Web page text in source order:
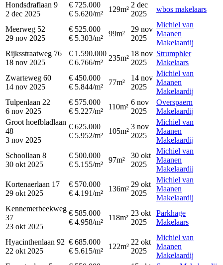
Hondsdraflaan 9
2 dec 2025
€ 725.000
€ 5.620/m²
129m²
2 dec
2025
wbos makelaars
Meerweg 52
29 nov 2025
€ 525.000
€ 5.303/m²
99m²
29 nov
2025
Michiel van
Maanen
Makelaardij
Rijksstraatweg 76
18 nov 2025
€ 1.590.000
€ 6.766/m²
235m²
18 nov
2025
Strumphler
Makelaars
Zwarteweg 60
14 nov 2025
€ 450.000
€ 5.844/m²
77m²
14 nov
2025
Michiel van
Maanen
Makelaardij
Tulpenlaan 22
6 nov 2025
€ 575.000
€ 5.227/m²
110m²
6 nov
2025
Overspaern
Makelaardij
Groot hoefbladlaan
48
3 nov 2025
€ 625.000
€ 5.952/m²
105m²
3 nov
2025
Michiel van
Maanen
Makelaardij
Schoollaan 8
30 okt 2025
€ 500.000
€ 5.155/m²
97m²
30 okt
2025
Michiel van
Maanen
Makelaardij
Kortenaerlaan 17
29 okt 2025
€ 570.000
€ 4.191/m²
136m²
29 okt
2025
Michiel van
Maanen
Makelaardij
Kennemerbeekweg
37
23 okt 2025
€ 585.000
€ 4.958/m²
118m²
23 okt
2025
Parkhage
Makelaars
Hyacinthenlaan 92
22 okt 2025
€ 685.000
€ 5.615/m²
122m²
22 okt
2025
Michiel van
Maanen
Makelaardij